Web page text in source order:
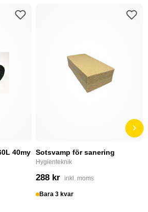
40my
Sotsvamp för sanering
Hygienteknik
288 kr inkl. moms
Bara 3 kvar